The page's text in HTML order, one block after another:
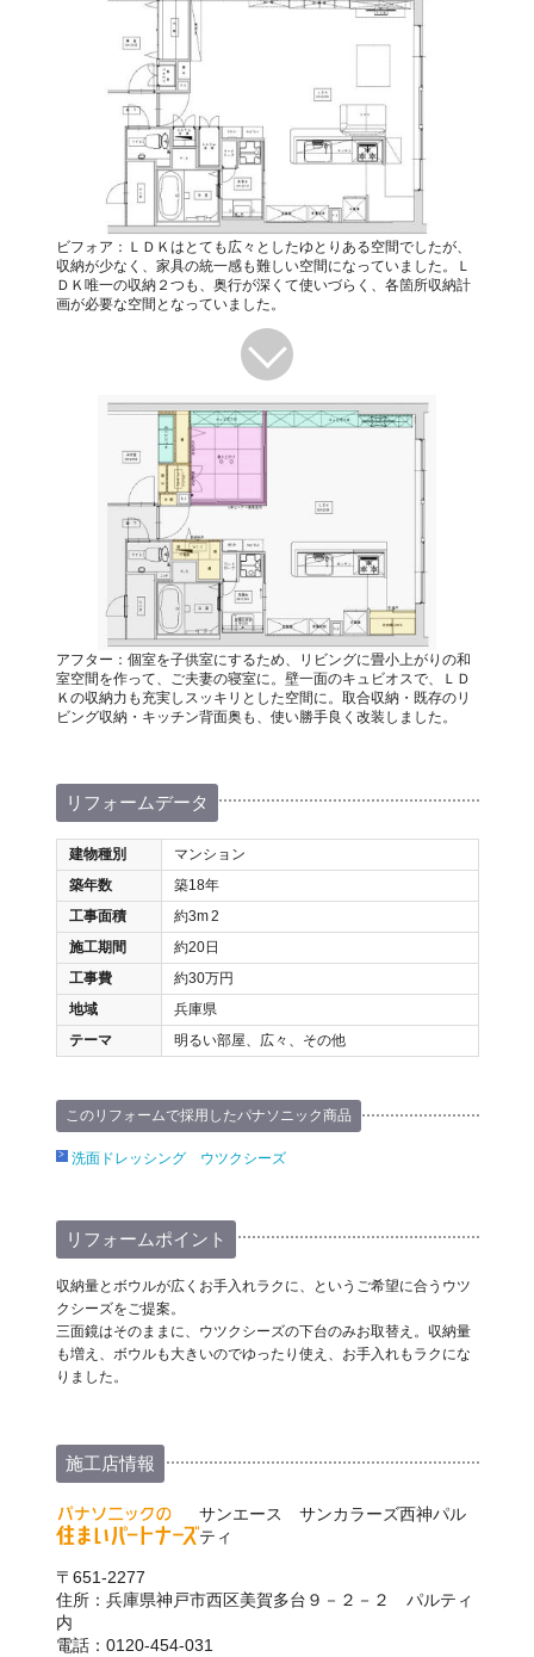
ビフォア：ＬＤＫはとても広々としたゆとりある空間でしたが、
収納が少なく、家具の統一感も難しい空間になっていました。Ｌ
ＤＫ唯一の収納２つも、奥行が深くて使いづらく、各箇所収納計
画が必要な空間となっていました。
アフター：個室を子供室にするため、リビングに畳小上がりの和
室空間を作って、ご夫妻の寝室に。壁一面のキュビオスで、ＬＤ
Ｋの収納力も充実しスッキリとした空間に。取合収納・既存のリ
ビング収納・キッチン背面奥も、使い勝手良く改装しました。
リフォームデータ
建物種別
マンション
築年数
築18年
工事面積
約3m2
施工期間
約20日
工事費
約30万円
地域
兵庫県
テーマ
明るい部屋、広々、その他
このリフォームで採用したパナソニック商品
洗面ドレッシング ウツクシーズ
リフォームポイント
収納量とボウルが広くお手入れラクに、というご希望に合うウツ
クシーズをご提案。
三面鏡はそのままに、ウツクシーズの下台のみお取替え。収納量
も増え、ボウルも大きいのでゆったり使え、お手入れもラクにな
りました。
施工店情報
サンエース サンカラーズ西神パル
ティ
〒651-2277
住所：兵庫県神戸市西区美賀多台９－２－２ パルティ
内
電話：0120-454-031